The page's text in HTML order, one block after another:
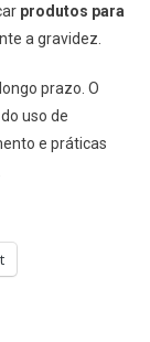
produtos para
a gravidez.
prazo. O
uso de
e práticas